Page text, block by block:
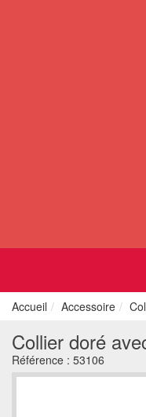
Accueil Accessoire
Collier doré
Référence : 53106